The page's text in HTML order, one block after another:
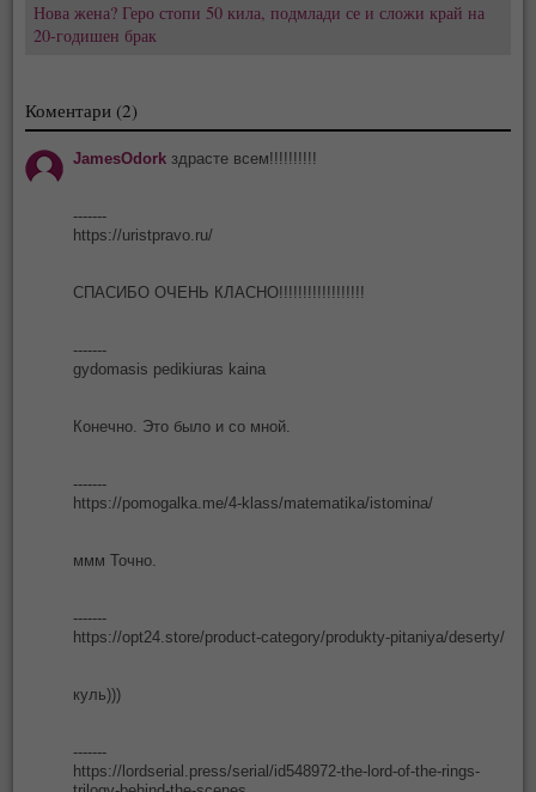
Нова жена? Геро стопи 50 кила, подмлади се и сложи край на
20-годишен брак
Коментари (2)
JamesOdork здрасте всем!!!!!!!!!!
-------
https://uristpravo.ru/
СПАСИБО ОЧЕНЬ КЛАСНО!!!!!!!!!!!!!!!!!!
-------
gydomasis pedikiuras kaina
Конечно. Это было и со мной.
-------
https://pomogalka.me/4-klass/matematika/istomina/
ммм Точно.
-------
https://opt24.store/product-category/produkty-pitaniya/deserty/
куль)))
-------
https://lordserial.press/serial/id548972-the-lord-of-the-rings-